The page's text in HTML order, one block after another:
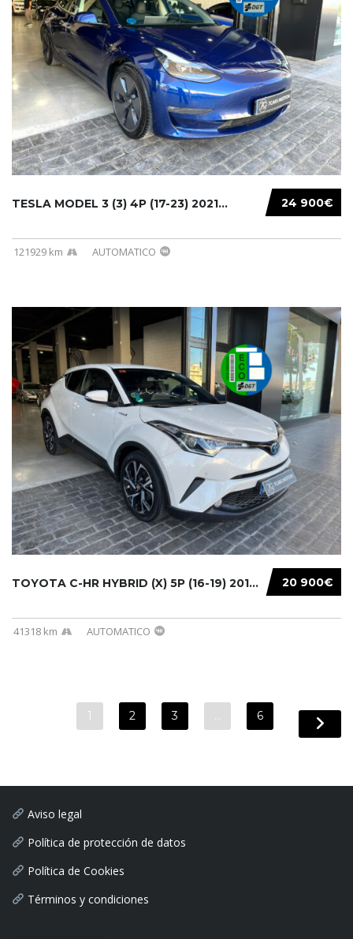
24 900€
TESLA MODEL 3 (3) 4P (17-23) 2021...
121929 km AUTOMATICO
20 900€
TOYOTA C-HR HYBRID (X) 5P (16-19) 2019...
41318 km AUTOMATICO
1 2 3 … 6
Aviso legal
Política de protección de datos
Política de Cookies
Términos y condiciones